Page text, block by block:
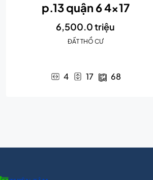
p.13 quận 6 4×17
6,500.0 triệu
ĐẤT THỔ CƯ
4 17 68